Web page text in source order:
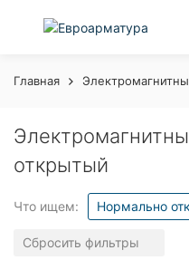
Главная
открытый
Что ищем: Нормально
Сбросить фильтры